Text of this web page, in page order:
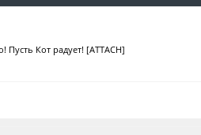
Кот радует! [ATTACH]